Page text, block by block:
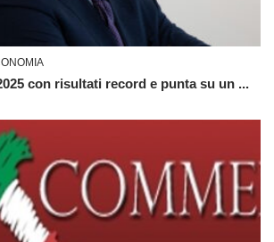
con risultati record e punta su un ...